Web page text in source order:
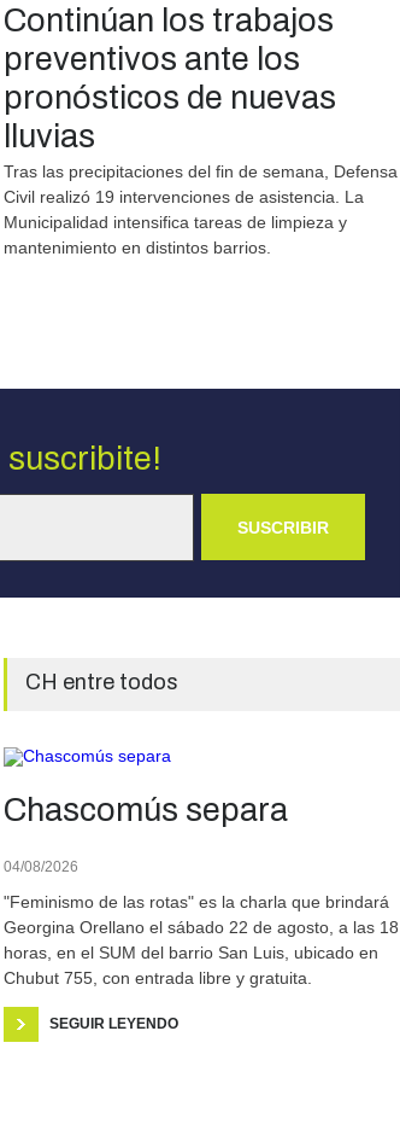
Continúan los trabajos
preventivos ante los
pronósticos de nuevas
lluvias
Tras las precipitaciones del fin de semana, Defensa
Civil realizó 19 intervenciones de asistencia. La
Municipalidad intensifica tareas de limpieza y
mantenimiento en distintos barrios.
suscribite!
SUSCRIBIR
CH entre todos
Chascomús separa
04/08/2026
"Feminismo de las rotas" es la charla que brindará
Georgina Orellano el sábado 22 de agosto, a las 18
horas, en el SUM del barrio San Luis, ubicado en
Chubut 755, con entrada libre y gratuita.
SEGUIR LEYENDO